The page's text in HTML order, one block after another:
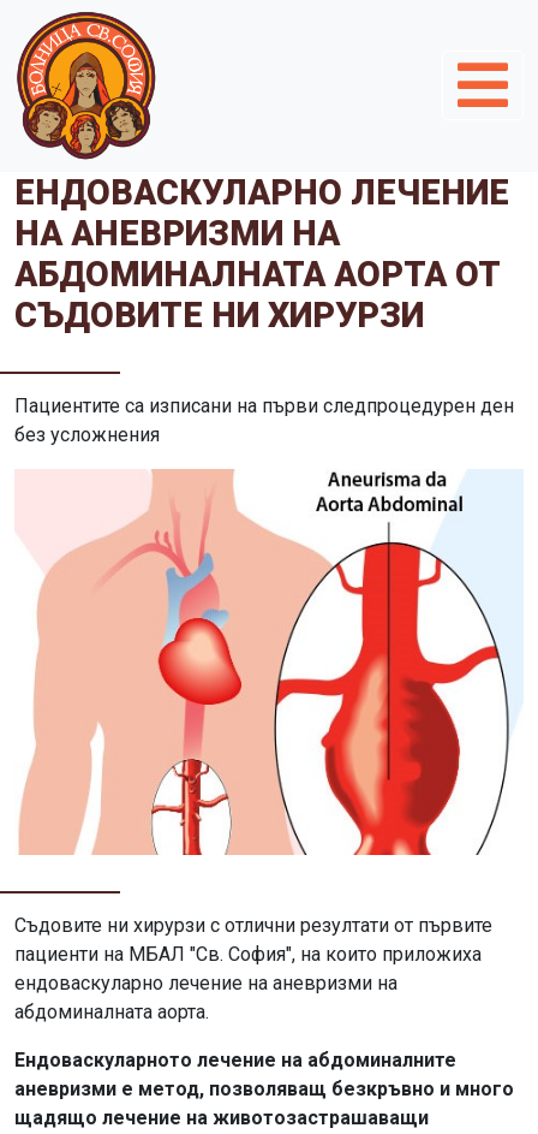
ЕНДОВАСКУЛАРНО ЛЕЧЕНИЕ
НА АНЕВРИЗМИ НА
АБДОМИНАЛНАТА АОРТА ОТ
СЪДОВИТЕ НИ ХИРУРЗИ
Пациентите са изписани на първи следпроцедурен ден
без усложнения
Съдовите ни хирурзи с отлични резултати от първите
пациенти на МБАЛ "Св. София", на които приложиха
ендоваскуларно лечение на аневризми на
абдоминалната аорта.
Ендоваскуларното лечение на абдоминалните
аневризми е метод, позволяващ безкръвно и много
щадящо лечение на животозастрашаващи